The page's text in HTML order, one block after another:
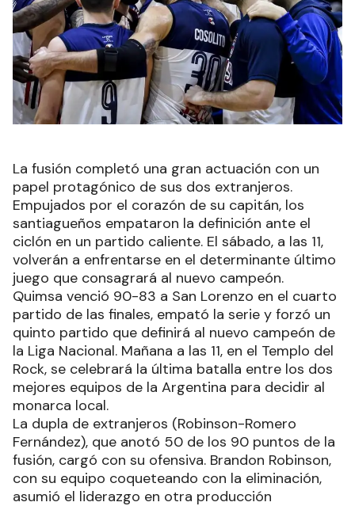
La fusión completó una gran actuación con un
papel protagónico de sus dos extranjeros.
Empujados por el corazón de su capitán, los
santiagueños empataron la definición ante el
ciclón en un partido caliente. El sábado, a las 11,
volverán a enfrentarse en el determinante último
juego que consagrará al nuevo campeón.
Quimsa venció 90-83 a San Lorenzo en el cuarto
partido de las finales, empató la serie y forzó un
quinto partido que definirá al nuevo campeón de
la Liga Nacional. Mañana a las 11, en el Templo del
Rock, se celebrará la última batalla entre los dos
mejores equipos de la Argentina para decidir al
monarca local.
La dupla de extranjeros (Robinson-Romero
Fernández), que anotó 50 de los 90 puntos de la
fusión, cargó con su ofensiva. Brandon Robinson,
con su equipo coqueteando con la eliminación,
asumió el liderazgo en otra producción